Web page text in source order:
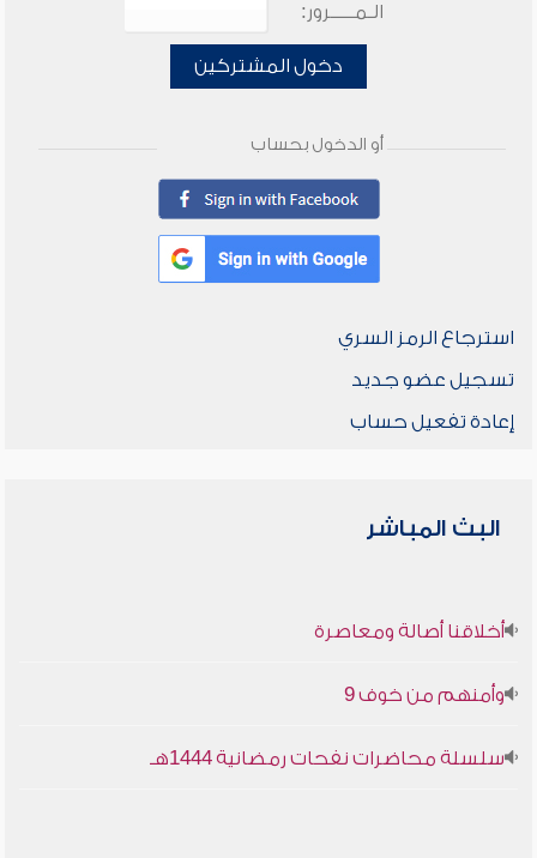
الـمـــــرور:
دخول المشتركين
أو الدخول بحساب
استرجاع الرمز السري
تسجيل عضو جديد
إعادة تفعيل حساب
البث المباشر
أخلاقنا أصالة ومعاصرة
وأمنهم من خوف 9
سلسلة محاضرات نفحات رمضانية 1444هـ